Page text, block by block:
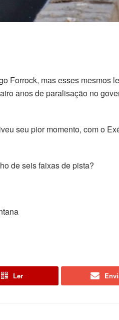
Forrock, mas esses mesmos
anos de paralisação no
seu pior momento, com o
de seis faixas de pista?
Ler